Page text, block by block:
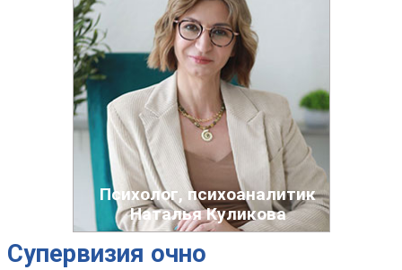
Психолог, психоаналитик
Наталья Куликова
Супервизия очно